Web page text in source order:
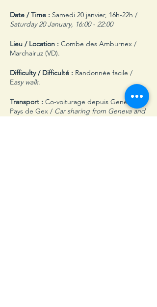
Date / Time : Samedi 20 janvier, 16h-22h /
Saturday 20 January, 16:00 - 22:00
Lieu / Location : Combe des Amburnex /
Marchairuz (VD).
Difficulty / Difficulté : Randonnée facile /
Easy walk.
Transport : Co-voiturage depuis Genève et
Pays de Gex / Car sharing from Geneva and